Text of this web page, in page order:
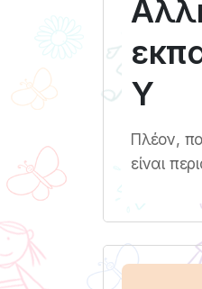
Υ
Πλέον,
είναι